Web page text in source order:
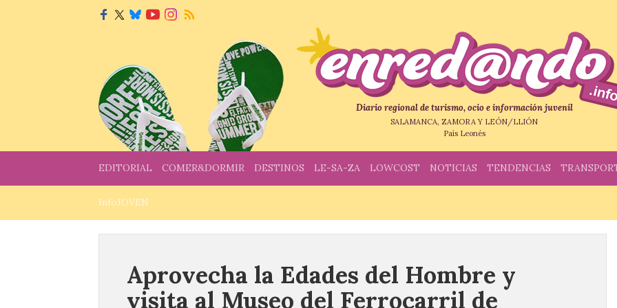
Diario regional de turismo, ocio e información juvenil
SALAMANCA, ZAMORA Y LEÓN/LLIÓN
País Leonés
EDITORIAL COMER&DORMIR DESTINOS LE-SA-ZA LOWCOST NOTICIAS TENDENCIAS
InfoJOVEN
Aprovecha la Edades del Hombre y
visita al Museo del Ferrocarril de